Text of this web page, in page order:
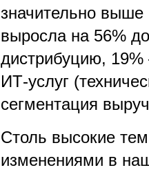
значительно
выросла на 56%
дистрибуцию,
ИТ-услуг
сегментация
Столь высокие
изменениями в